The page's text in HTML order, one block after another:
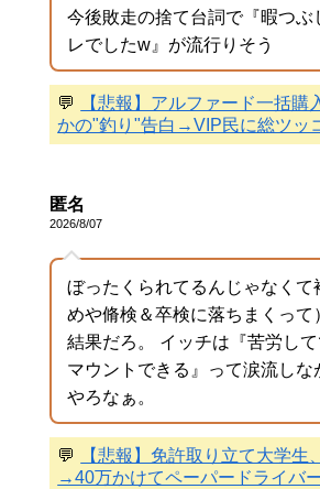
今後敗走の捨て台詞で『暇つぶ
レでしたw』が流行りそう
💬
【悲報】アルファード一括購
かの"釣り"告白→VIP民に総ツッ
匿名
2026/8/07
ぼったくられてるんじゃなくて
めや脩検＆卒検に落ちまくって
結果だろ。 イッチは『苦労し
マウントできる』って涙流しな
やろなぁ。
💬
【悲報】免許取り立て大学生
→40万かけてペーパードライバ